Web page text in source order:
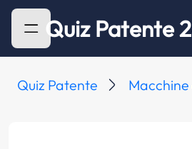
Quiz Patente
Quiz Patente